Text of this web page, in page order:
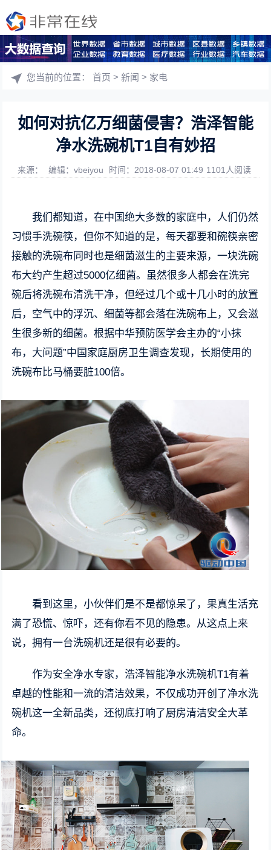
您当前的位置：首页 >新闻 > 家电
如何对抗亿万细菌侵害？浩泽智能
净水洗碗机T1自有妙招
来源： 编辑：vbeiyou 时间：2018-08-07 01:49 1101人阅读
我们都知道，在中国绝大多数的家庭中，人们仍然
习惯手洗碗筷，但你不知道的是，每天都要和碗筷亲密
接触的洗碗布同时也是细菌滋生的主要来源，一块洗碗
布大约产生超过5000亿细菌。虽然很多人都会在洗完
碗后将洗碗布清洗干净，但经过几个或十几小时的放置
后，空气中的浮沉、细菌等都会落在洗碗布上，又会滋
生很多新的细菌。根据中华预防医学会主办的“小抹
布，大问题”中国家庭厨房卫生调查发现，长期使用的
洗碗布比马桶要脏100倍。
看到这里，小伙伴们是不是都惊呆了，果真生活充
满了恐慌、惊吓，还有你看不见的隐患。从这点上来
说，拥有一台洗碗机还是很有必要的。
作为安全净水专家，浩泽智能净水洗碗机T1有着
卓越的性能和一流的清洁效果，不仅成功开创了净水洗
碗机这一全新品类，还彻底打响了厨房清洁安全大革
命。